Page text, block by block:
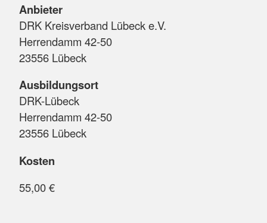
Anbieter
DRK Kreisverband Lübeck e.V.
Herrendamm 42-50
23556 Lübeck
Ausbildungsort
DRK-Lübeck
Herrendamm 42-50
23556 Lübeck
Kosten
55,00 €